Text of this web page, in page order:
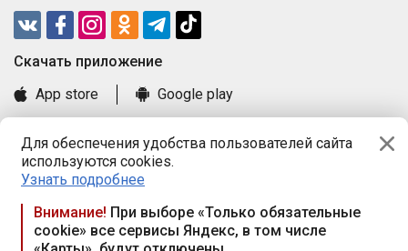
Для обеспечения удобства пользователей сайта
используются cookies.
Узнать подробнее
Внимание! При выборе «Только обязательные
cookie» все сервисы Яндекс, в том числе
Cкачать приложение
App store
Google play
Книга замечаний и предложений
Правила и документы
Praca.by © 2000—2026, ООО «ПРАЦА БАЙ»
Республика Беларусь, 220114, г. Минск, пр-т Независимости
117а, пом. № 9.